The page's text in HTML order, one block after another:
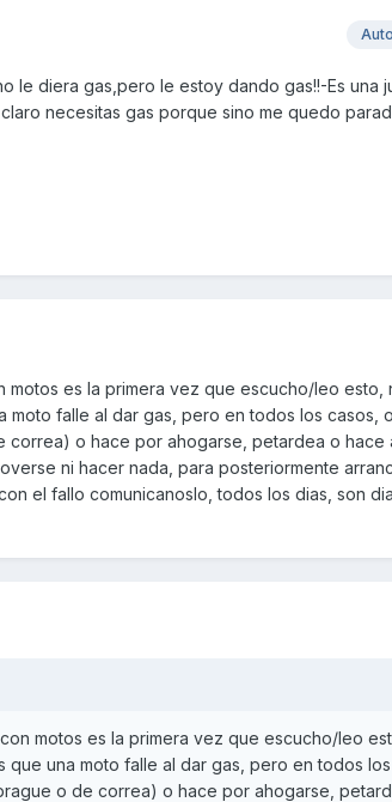
le diera gas,pero le estoy dando gas!!-Es una
necesitas gas porque sino me quedo
motos es la primera vez que escucho/leo esto,
moto falle al dar gas, pero en todos los casos,
o hace por ahogarse, petardea o hace
ni hacer nada, para posteriormente
el fallo comunicanoslo, todos los dias, son
motos es la primera vez que escucho/leo
una moto falle al dar gas, pero en todos
o de correa) o hace por ahogarse,